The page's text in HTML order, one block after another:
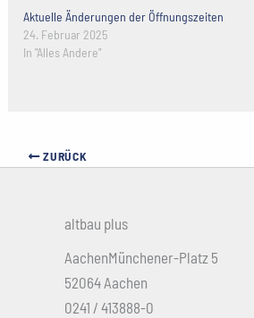
Aktuelle Änderungen der Öffnungszeiten
24. Februar 2025
In "Alles Andere"
ZURÜCK
altbau plus
AachenMünchener-Platz 5
52064 Aachen
0241 / 413888-0